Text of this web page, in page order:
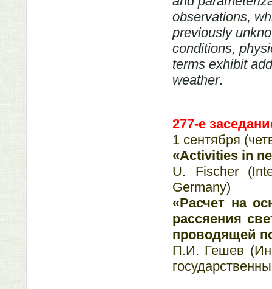
observations,
previously
conditions,
terms exhibit
weather.
277-е
1 сентября
«Activities in
U. Fischer
Germany)
«Расчет на
рассяения
проводящей
П.И. Гешев